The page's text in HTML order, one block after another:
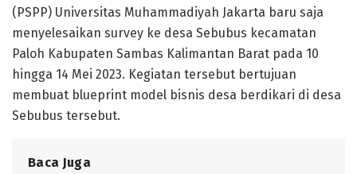
(PSPP) Universitas Muhammadiyah Jakarta baru saja
menyelesaikan survey ke desa Sebubus kecamatan
Paloh Kabupaten Sambas Kalimantan Barat pada 10
hingga 14 Mei 2023. Kegiatan tersebut bertujuan
membuat blueprint model bisnis desa berdikari di desa
Sebubus tersebut.
Baca Juga